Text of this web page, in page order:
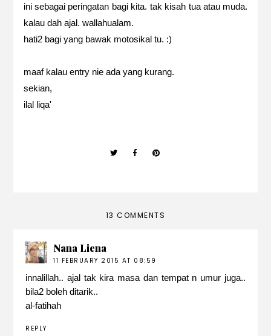
ini sebagai peringatan bagi kita. tak kisah tua atau muda.
kalau dah ajal. wallahualam.
hati2 bagi yang bawak motosikal tu. :)
maaf kalau entry nie ada yang kurang.
sekian,
ilal liqa'
13 COMMENTS
Nana Liena
11 FEBRUARY 2015 AT 08:59
innalillah.. ajal tak kira masa dan tempat n umur juga..
bila2 boleh ditarik..
al-fatihah
REPLY